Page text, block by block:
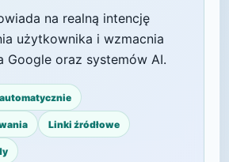
na realną intencję
użytkownika i wzmacnia
Google oraz systemów AI.
Linki źródłowe